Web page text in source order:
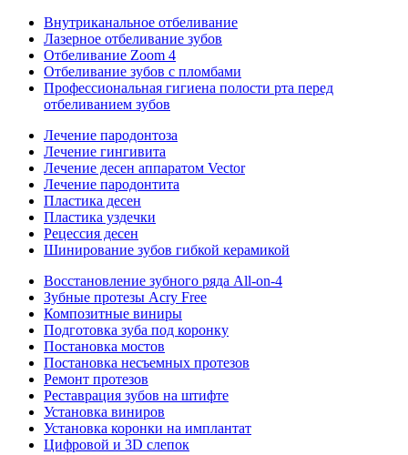
Внутриканальное отбеливание
Лазерное отбеливание зубов
Отбеливание Zoom 4
Отбеливание зубов с пломбами
Профессиональная гигиена полости рта перед
отбеливанием зубов
Лечение пародонтоза
Лечение гингивита
Лечение десен аппаратом Vector
Лечение пародонтита
Пластика десен
Пластика уздечки
Рецессия десен
Шинирование зубов гибкой керамикой
Восстановление зубного ряда All‑on‑4
Зубные протезы Acry Free
Композитные виниры
Подготовка зуба под коронку
Постановка мостов
Постановка несъемных протезов
Ремонт протезов
Реставрация зубов на штифте
Установка виниров
Установка коронки на имплантат
Цифровой и 3D слепок